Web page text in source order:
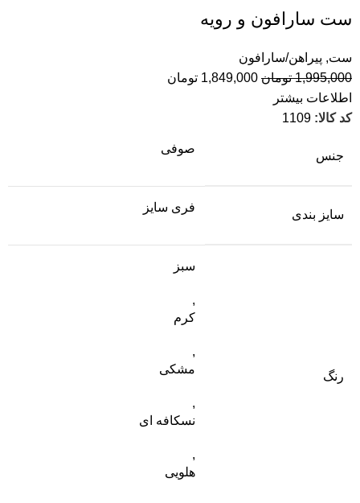
ست سارافون و رویه
ست, پیراهن/سارافون
1,995,000 تومان 1,849,000 تومان
اطلاعات بیشتر
کد کالا: 1109
جنس
صوفی
سایز بندی
فری سایز
رنگ
سبز
,
کرم
,
مشکی
,
نسکافه ای
,
هلویی